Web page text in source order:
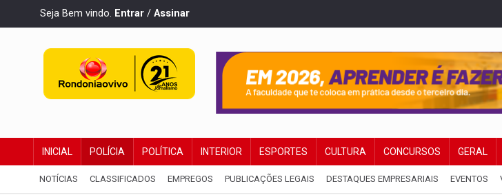
Seja Bem vindo. Entrar / Assinar
INICIAL POLÍCIA POLÍTICA INTERIOR ESPORTES CULTURA CONCURSOS GERAL
NOTÍCIAS CLASSIFICADOS EMPREGOS PUBLICAÇÕES LEGAIS DESTAQUES EMPRESARIAIS EVENTOS